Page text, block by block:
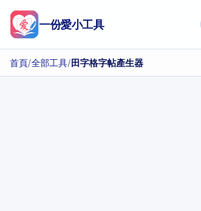
一份愛小工具
首頁/全部工具/田字格字帖產生器